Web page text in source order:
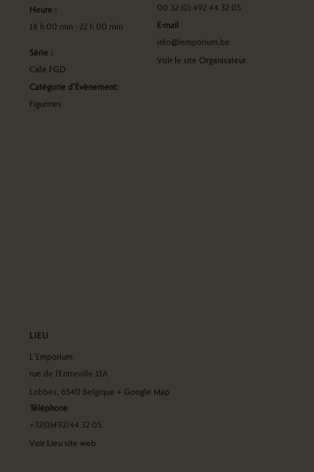
Heure :
18 h 00 min - 22 h 00 min
Série :
Café FGD
Catégorie d’Évènement:
Figurines
00 32 (0) 492 44 32 05
E-mail
info@lemporium.be
Voir le site Organisateur
LIEU
L’Emporium
rue de l'Entreville 11A
Lobbes, 6540 Belgique + Google Map
Téléphone
+32(0)492/44 32 05
Voir Lieu site web